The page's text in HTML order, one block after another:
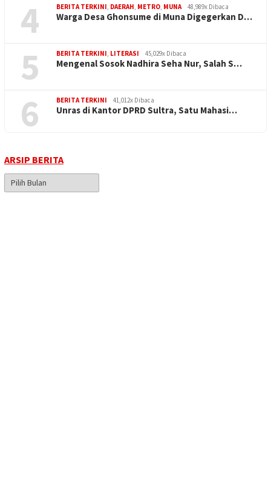
4 BERITA TERKINI, DAERAH, METRO, MUNA 48,989x Dibaca
Warga Desa Ghonsume di Muna Digegerkan D…
5 BERITA TERKINI, LITERASI 45,029x Dibaca
Mengenal Sosok Nadhira Seha Nur, Salah S…
6 BERITA TERKINI 41,012x Dibaca
Unras di Kantor DPRD Sultra, Satu Mahasi…
ARSIP BERITA
Arsip
Berita